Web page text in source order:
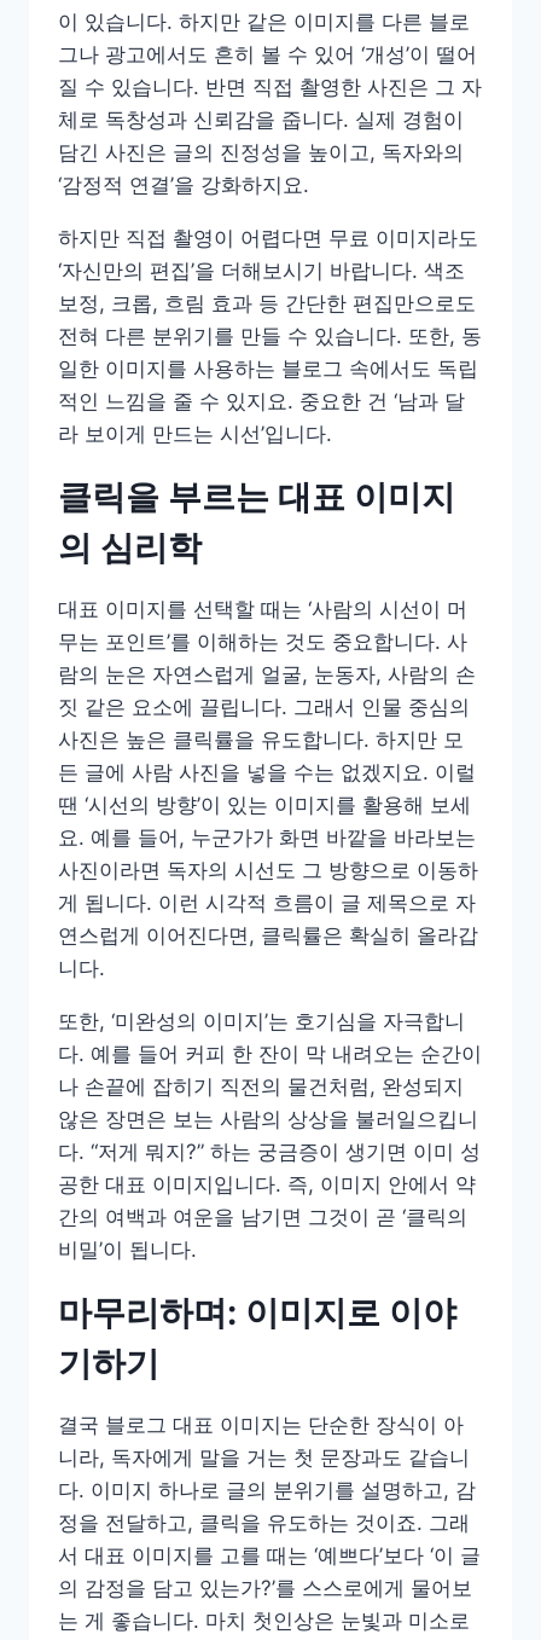
이 있습니다. 하지만 같은 이미지를 다른 블로
그나 광고에서도 흔히 볼 수 있어 ‘개성’이 떨어
질 수 있습니다. 반면 직접 촬영한 사진은 그 자
체로 독창성과 신뢰감을 줍니다. 실제 경험이
담긴 사진은 글의 진정성을 높이고, 독자와의
‘감정적 연결’을 강화하지요.
하지만 직접 촬영이 어렵다면 무료 이미지라도
‘자신만의 편집’을 더해보시기 바랍니다. 색조
보정, 크롭, 흐림 효과 등 간단한 편집만으로도
전혀 다른 분위기를 만들 수 있습니다. 또한, 동
일한 이미지를 사용하는 블로그 속에서도 독립
적인 느낌을 줄 수 있지요. 중요한 건 ‘남과 달
라 보이게 만드는 시선’입니다.
클릭을 부르는 대표 이미지
의 심리학
대표 이미지를 선택할 때는 ‘사람의 시선이 머
무는 포인트’를 이해하는 것도 중요합니다. 사
람의 눈은 자연스럽게 얼굴, 눈동자, 사람의 손
짓 같은 요소에 끌립니다. 그래서 인물 중심의
사진은 높은 클릭률을 유도합니다. 하지만 모
든 글에 사람 사진을 넣을 수는 없겠지요. 이럴
땐 ‘시선의 방향’이 있는 이미지를 활용해 보세
요. 예를 들어, 누군가가 화면 바깥을 바라보는
사진이라면 독자의 시선도 그 방향으로 이동하
게 됩니다. 이런 시각적 흐름이 글 제목으로 자
연스럽게 이어진다면, 클릭률은 확실히 올라갑
니다.
또한, ‘미완성의 이미지’는 호기심을 자극합니
다. 예를 들어 커피 한 잔이 막 내려오는 순간이
나 손끝에 잡히기 직전의 물건처럼, 완성되지
않은 장면은 보는 사람의 상상을 불러일으킵니
다. “저게 뭐지?” 하는 궁금증이 생기면 이미 성
공한 대표 이미지입니다. 즉, 이미지 안에서 약
간의 여백과 여운을 남기면 그것이 곧 ‘클릭의
비밀’이 됩니다.
마무리하며: 이미지로 이야
기하기
결국 블로그 대표 이미지는 단순한 장식이 아
니라, 독자에게 말을 거는 첫 문장과도 같습니
다. 이미지 하나로 글의 분위기를 설명하고, 감
정을 전달하고, 클릭을 유도하는 것이죠. 그래
서 대표 이미지를 고를 때는 ‘예쁘다’보다 ‘이 글
의 감정을 담고 있는가?’를 스스로에게 물어보
는 게 좋습니다. 마치 첫인상은 눈빛과 미소로